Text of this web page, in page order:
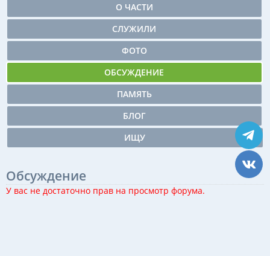
О ЧАСТИ
СЛУЖИЛИ
ФОТО
ОБСУЖДЕНИЕ
ПАМЯТЬ
БЛОГ
ИЩУ
Обсуждение
У вас не достаточно прав на просмотр форума.